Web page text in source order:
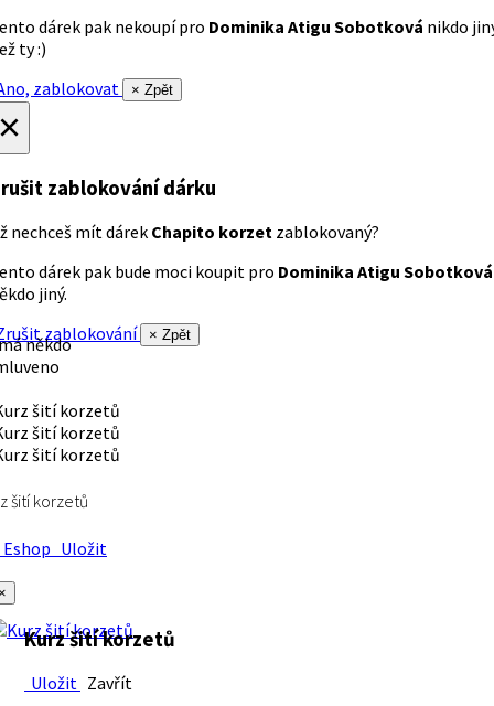
dárek pak nekoupí pro Dominika Atigu Sobotková nikdo
ty :)
zablokovat
× Zpět
zablokování dárku
nechceš mít dárek Chapito korzet zablokovaný?
dárek pak bude moci koupit pro Dominika Atigu Sobotková
jiný.
zablokování
× Zpět
někdo
šití korzetů
Uložit
Kurz šití korzetů
Uložit Zavřít